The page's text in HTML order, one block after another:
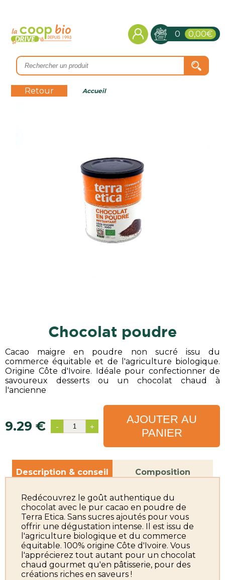
0 0,00€
Retour Accueil
chocolat poudre
Cacao maigre en poudre non sucré issu du
commerce équitable et de l'agriculture biologique.
Origine Côte d'Ivoire. Idéale pour confectionner de
savoureux desserts ou un chocolat chaud à
l'ancienne
9.29 € - +
AJOUTER AU
PANIER
Description & conseil Composition
Redécouvrez le goût authentique du
chocolat avec le pur cacao en poudre de
Terra Etica. Sans sucres ajoutés pour vous
offrir une dégustation intense. Il est issu de
l'agriculture biologique et du commerce
équitable. 100% origine Côte d'Ivoire. Vous
l'apprécierez tout autant pour un chocolat
chaud gourmet qu'en pâtisserie, pour des
créations riches en saveurs !